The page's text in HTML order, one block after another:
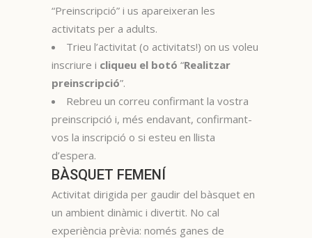
“Preinscripció” i us apareixeran les
activitats per a adults.
Trieu l’activitat (o activitats!) on us voleu
inscriure i cliqueu el botó “Realitzar
preinscripció”.
Rebreu un correu confirmant la vostra
preinscripció i, més endavant, confirmant-
vos la inscripció o si esteu en llista
d’espera.
BÀSQUET FEMENÍ
Activitat dirigida per gaudir del bàsquet en
un ambient dinàmic i divertit. No cal
experiència prèvia: només ganes de